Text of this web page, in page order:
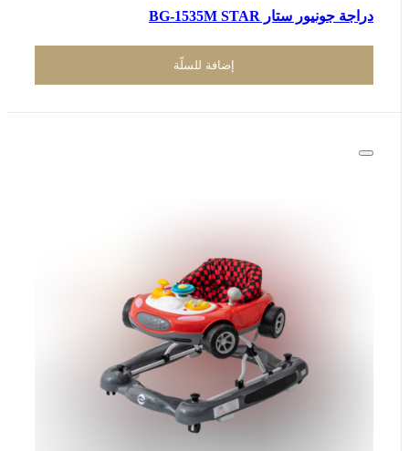
دراجة جونيور ستار BG-1535M STAR
إضافة للسلّة